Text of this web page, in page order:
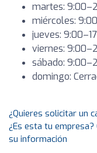
martes:
miércoles:
jueves:
viernes:
sábado:
domingo:
¿Quieres solicitar un
¿Es esta tu
su información